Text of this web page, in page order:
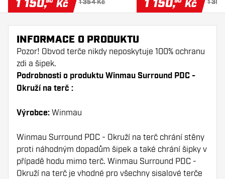
1 150, Kč 1 354 Kč 1 150, Kč 1
INFORMACE O PRODUKTU
Pozor! Obvod terče nikdy neposkytuje 100% ochranu
zdi a šipek.
Podrobnosti o produktu Winmau Surround PDC -
Okruží na terč :
Výrobce: Winmau
Winmau Surround PDC - Okruží na terč chrání stěny
proti náhodným dopadům šipek a také chrání šipky v
případě hodu mimo terč. Winmau Surround PDC -
Okruží na terč je vhodné pro všechny sisalové terče